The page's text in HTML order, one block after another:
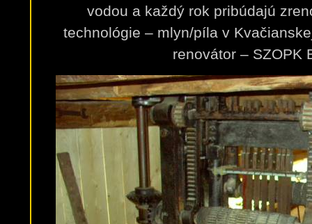
vodou a každý rok pribúdajú
technológie – mlyn/píla v
renovátor – SZOPK